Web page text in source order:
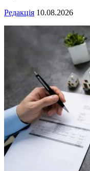
Редакція 10.08.2026